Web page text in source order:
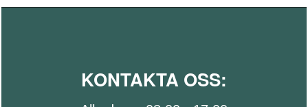
KONTAKTA OSS: